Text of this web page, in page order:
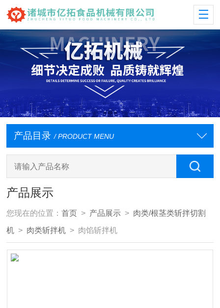
产品目录 / PRODUCT MENU
产品展示
您现在的位置：首页 > 产品展示 > 肉类/根茎类斩拌切割
机 > 肉类斩拌机 > 肉馅斩拌机